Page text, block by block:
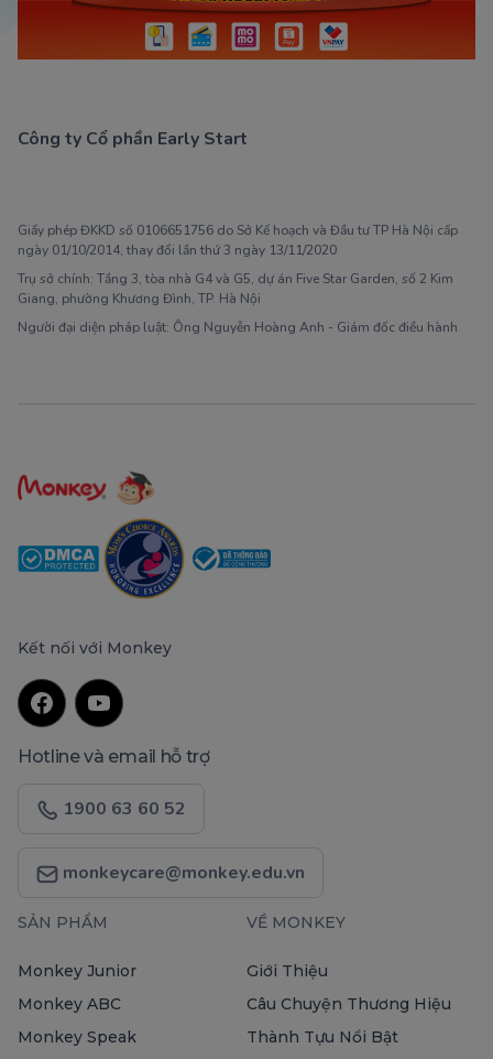
Công ty Cổ phần Early Start
Giấy phép ĐKKD số 0106651756 do Sở Kế hoạch và Đầu tư TP Hà Nội cấp
ngày 01/10/2014, thay đổi lần thứ 3 ngày 13/11/2020
Trụ sở chính: Tầng 3, tòa nhà G4 và G5, dự án Five Star Garden, số 2 Kim
Giang, phường Khương Đình, TP. Hà Nội
Người đại diện pháp luật: Ông Nguyễn Hoàng Anh - Giám đốc điều hành
Kết nối với Monkey
Hotline và email hỗ trợ
1900 63 60 52
monkeycare@monkey.edu.vn
SẢN PHẨM
Monkey Junior
Monkey ABC
Monkey Speak
VỀ MONKEY
Giới Thiệu
Câu Chuyện Thương Hiệu
Thành Tựu Nổi Bật